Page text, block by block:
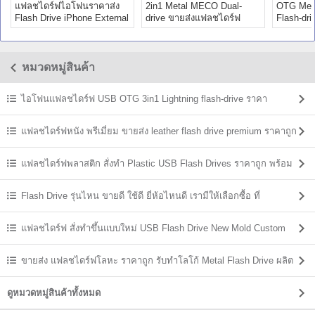
แฟลชไดร์ฟไอโฟนราคาส่ง
Flash Drive iPhone External
Storage
2in1 Metal MECO Dual-
drive ขายส่งแฟลชไดร์ฟ
premium ราคา
OTG
Flash-
ราคาถูก
หมวดหมู่สินค้า
ไอโฟนแฟลชไดร์ฟ USB OTG 3in1 Lightning flash-drive ราคา
แฟลชไดร์ฟหนัง พรีเมี่ยม ขายส่ง leather flash drive premium ราคาถูก
แฟลชไดร์ฟพลาสติก สั่งทำ Plastic USB Flash Drives ราคาถูก พร้อม
สกรีนFlash Drive รุ่นไหน ขายดี ใช้ดี ยี่ห้อไหนดี เรามีให้เลือกซื้อ ที่
USBThailand
แฟลชไดร์ฟ สั่งทำขึ้นแบบใหม่ USB Flash Drive New Mold Custom
Shapedขายส่ง แฟลชไดร์ฟโลหะ ราคาถูก รับทำโลโก้ Metal Flash Drive ผลิต
ราคาส่ง
ดูหมวดหมู่สินค้าทั้งหมด